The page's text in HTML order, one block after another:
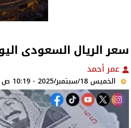
سعر الريال السعودى اليوم
عمر أحمد
الخميس 18/سبتمبر/2025 - 10:19 ص